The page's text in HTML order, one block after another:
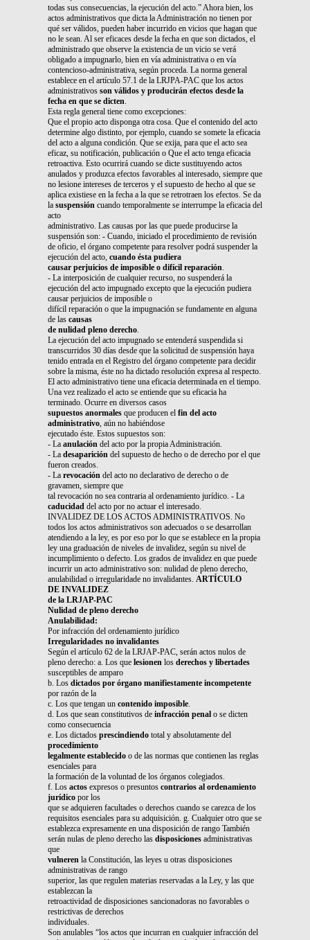
todas sus consecuencias, la ejecución del acto.” Ahora bien, los
actos administrativos que dicta la Administración no tienen por
qué ser válidos, pueden haber incurrido en vicios que hagan que
no le sean. Al ser eficaces desde la fecha en que son dictados, el
administrado que observe la existencia de un vicio se verá
obligado a impugnarlo, bien en vía administrativa o en vía
contencioso-administrativa, según proceda. La norma general
establece en el artículo 57.1 de la LRJPA-PAC que los actos
administrativos son válidos y producirán efectos desde la
fecha en que se dicten.
Esta regla general tiene como excepciones:
Que el propio acto disponga otra cosa. Que el contenido del acto
determine algo distinto, por ejemplo, cuando se somete la eficacia
del acto a alguna condición. Que se exija, para que el acto sea
eficaz, su notificación, publicación o Que el acto tenga eficacia
retroactiva. Esto ocurrirá cuando se dicte sustituyendo actos
anulados y produzca efectos favorables al interesado, siempre que
no lesione intereses de terceros y el supuesto de hecho al que se
aplica existiese en la fecha a la que se retrotraen los efectos. Se da
la suspensión cuando temporalmente se interrumpe la eficacia del
acto
administrativo. Las causas por las que puede producirse la
suspensión son: - Cuando, iniciado el procedimiento de revisión
de oficio, el órgano competente para resolver podrá suspender la
ejecución del acto, cuando ésta pudiera
causar perjuicios de imposible o difícil reparación.
- La interposición de cualquier recurso, no suspenderá la
ejecución del acto impugnado excepto que la ejecución pudiera
causar perjuicios de imposible o
difícil reparación o que la impugnación se fundamente en alguna
de las causas
de nulidad pleno derecho.
La ejecución del acto impugnado se entenderá suspendida si
transcurridos 30 días desde que la solicitud de suspensión haya
tenido entrada en el Registro del órgano competente para decidir
sobre la misma, éste no ha dictado resolución expresa al respecto.
El acto administrativo tiene una eficacia determinada en el tiempo.
Una vez realizado el acto se entiende que su eficacia ha
terminado. Ocurre en diversos casos
supuestos anormales que producen el fin del acto
administrativo, aún no habiéndose
ejecutado éste. Estos supuestos son:
- La anulación del acto por la propia Administración.
- La desaparición del supuesto de hecho o de derecho por el que
fueron creados.
- La revocación del acto no declarativo de derecho o de
gravamen, siempre que
tal revocación no sea contraria al ordenamiento jurídico. - La
caducidad del acto por no actuar el interesado.
INVALIDEZ DE LOS ACTOS ADMINISTRATIVOS. No
todos los actos administrativos son adecuados o se desarrollan
atendiendo a la ley, es por eso por lo que se establece en la propia
ley una graduación de niveles de invalidez, según su nivel de
incumplimiento o defecto. Los grados de invalidez en que puede
incurrir un acto administrativo son: nulidad de pleno derecho,
anulabilidad o irregularidade no invalidantes. ARTÍCULO
DE INVALIDEZ
de la LRJAP-PAC
Nulidad de pleno derecho
Anulabilidad:
Por infracción del ordenamiento jurídico
Irregularidades no invalidantes
Según el artículo 62 de la LRJAP-PAC, serán actos nulos de
pleno derecho: a. Los que lesionen los derechos y libertades
susceptibles de amparo
b. Los dictados por órgano manifiestamente incompetente
por razón de la
c. Los que tengan un contenido imposible.
d. Los que sean constitutivos de infracción penal o se dicten
como consecuencia
e. Los dictados prescindiendo total y absolutamente del
procedimiento
legalmente establecido o de las normas que contienen las reglas
esenciales para
la formación de la voluntad de los órganos colegiados.
f. Los actos expresos o presuntos contrarios al ordenamiento
jurídico por los
que se adquieren facultades o derechos cuando se carezca de los
requisitos esenciales para su adquisición. g. Cualquier otro que se
establezca expresamente en una disposición de rango También
serán nulas de pleno derecho las disposiciones administrativas
que
vulneren la Constitución, las leyes u otras disposiciones
administrativas de rango
superior, las que regulen materias reservadas a la Ley, y las que
establezcan la
retroactividad de disposiciones sancionadoras no favorables o
restrictivas de derechos
individuales.
Son anulables “los actos que incurran en cualquier infracción del